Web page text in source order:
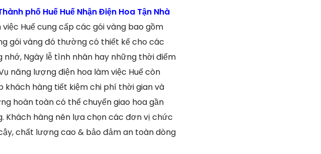
phố Huế Huế Nhận Điện Hoa Tận Nhà
Huế cung cấp các gói vàng bao gồm
gói vàng đó thường có thiết kế cho các
Ngày lễ tình nhân hay những thời điểm
năng lượng điện hoa làm việc Huế còn
khách hàng tiết kiệm chi phí thời gian và
hoàn toàn có thể chuyển giao hoa gần
Khách hàng nên lựa chọn các đơn vị chức
chất lượng cao & bảo đảm an toàn dòng